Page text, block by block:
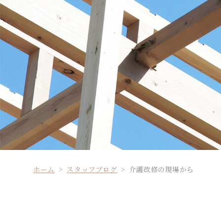
ホーム スタッフブログ 介護改修の現場から